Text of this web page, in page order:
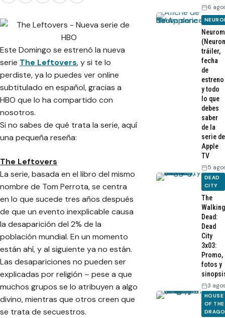
Este Domingo se estrenó la nueva
serie The Leftovers, y si te lo
perdiste, ya lo puedes ver online
subtitulado en español, gracias a
HBO que lo ha compartido con
nosotros.
Si no sabes de qué trata la serie, aquí
una pequeña reseña:
The Leftovers
La serie, basada en el libro del mismo
nombre de Tom Perrota, se centra
en lo que sucede tres años después
de que un evento inexplicable causa
la desaparición del 2% de la
población mundial. En un momento
están ahí, y al siguiente ya no están.
Las desapariciones no pueden ser
explicadas por religión – pese a que
muchos grupos se lo atribuyen a algo
divino, mientras que otros creen que
se trata de secuestros.
6
tráiler,
fecha
de
estreno
y todo
lo que
debes
saber
de la
serie de
Apple
TV
5
DEAD
CITY
The
Walking
Dead:
Dead
City
3x03:
Promo,
fotos y
3
HOUSE
OF THE